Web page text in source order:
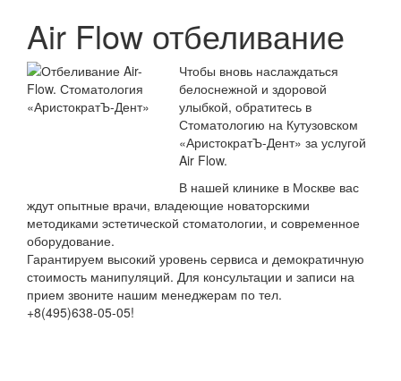
Air Flow отбеливание
Чтобы вновь наслаждаться
белоснежной и здоровой
улыбкой, обратитесь в
Стоматологию на Кутузовском
«АристократЪ-Дент» за услугой
Air Flow.
В нашей клинике в Москве вас
ждут опытные врачи, владеющие новаторскими
методиками эстетической стоматологии, и современное
оборудование.
Гарантируем высокий уровень сервиса и демократичную
стоимость манипуляций. Для консультации и записи на
прием звоните нашим менеджерам по тел.
+8(495)638-05-05!